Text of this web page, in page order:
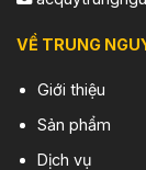
VỀ TRUNG
Giới thiệu
Sản phẩm
Dịch vụ